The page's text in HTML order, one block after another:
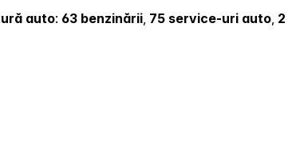
auto: 63 benzinării, 75 service-uri auto, 2